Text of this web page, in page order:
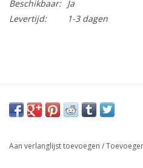
Beschikbaar: Ja
Levertijd:
1-3 dagen
Aan verlanglijst toevoegen /